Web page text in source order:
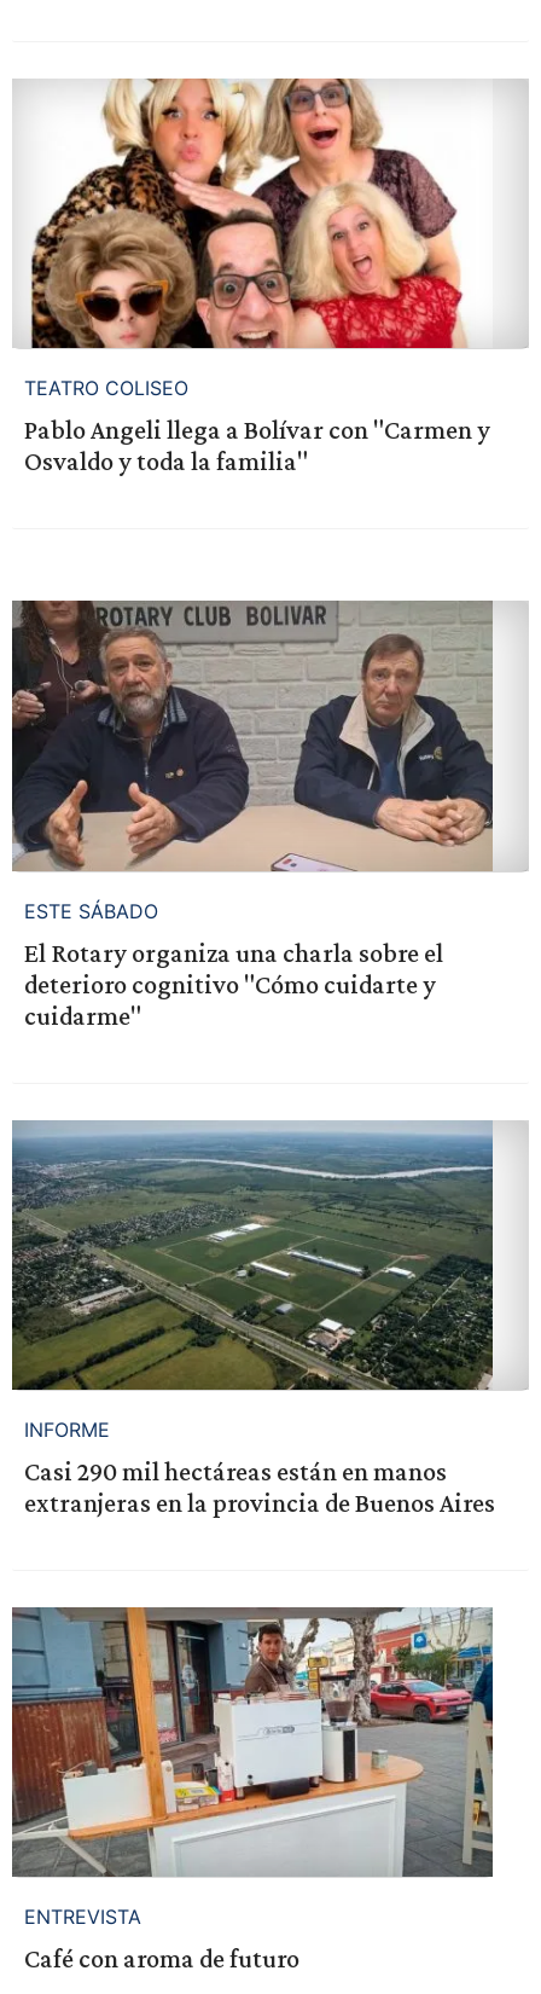
TEATRO COLISEO
Pablo Angeli llega a Bolívar con "Carmen y
Osvaldo y toda la familia"
ESTE SÁBADO
El Rotary organiza una charla sobre el
deterioro cognitivo "Cómo cuidarte y
cuidarme"
INFORME
Casi 290 mil hectáreas están en manos
extranjeras en la provincia de Buenos Aires
ENTREVISTA
Café con aroma de futuro